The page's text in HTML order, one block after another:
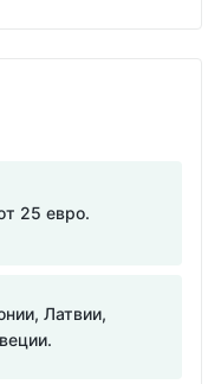
25 евро.
Латвии,